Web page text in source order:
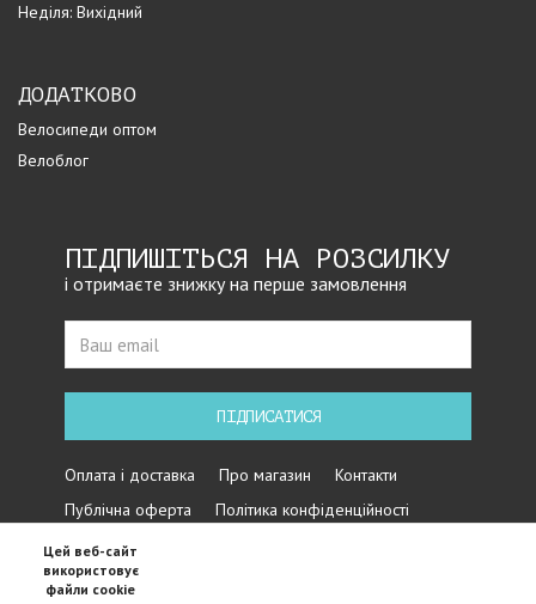
Неділя: Вихідний
ДОДАТКОВО
Велосипеди оптом
Велоблог
ПІДПИШІТЬСЯ НА РОЗСИЛКУ
і отримаєте знижку на перше замовлення
ПІДПИСАТИСЯ
Оплата і доставка Про магазин
Контакти
Публічна оферта
Політика конфіденційності
Цей веб-сайт
використовує
файли cookie